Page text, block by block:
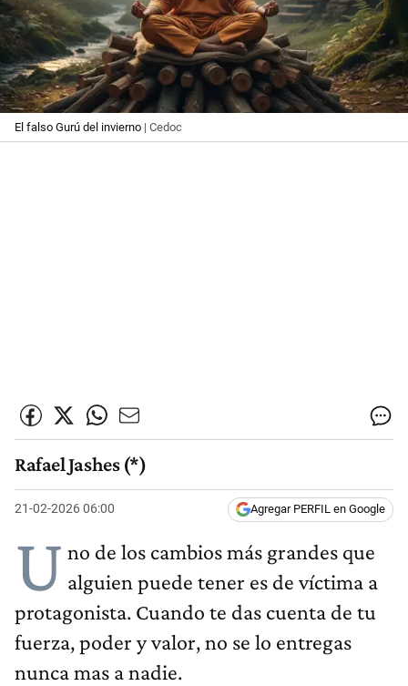
El falso Gurú del invierno | Cedoc
Rafael Jashes (*)
21-02-2026 06:00 Agregar PERFIL en Google
U no de los cambios más grandes que
alguien puede tener es de víctima a
protagonista. Cuando te das cuenta de tu
fuerza, poder y valor, no se lo entregas
nunca mas a nadie.